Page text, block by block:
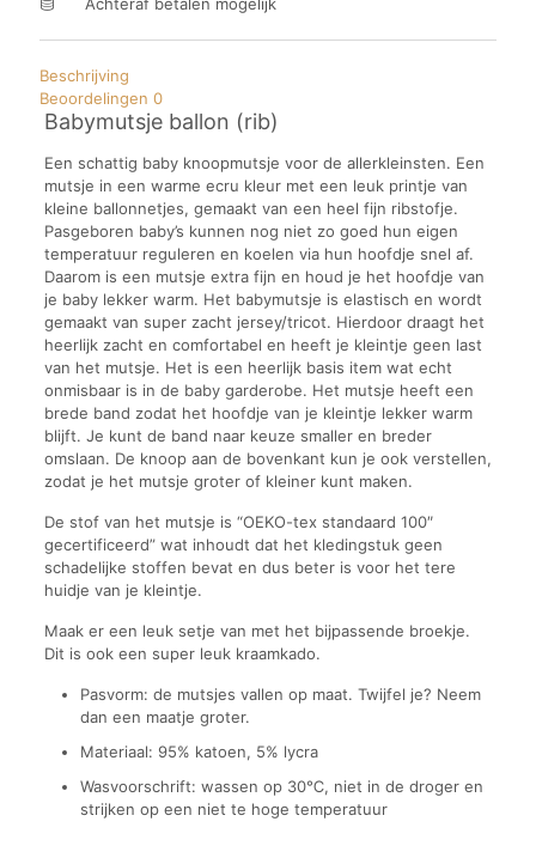
Beschrijving
Beoordelingen 0
Babymutsje ballon (rib)
Een schattig baby knoopmutsje voor de allerkleinsten. Een
mutsje in een warme ecru kleur met een leuk printje van
kleine ballonnetjes, gemaakt van een heel fijn ribstofje.
Pasgeboren baby’s kunnen nog niet zo goed hun eigen
temperatuur reguleren en koelen via hun hoofdje snel af.
Daarom is een mutsje extra fijn en houd je het hoofdje van
je baby lekker warm. Het babymutsje is elastisch en wordt
gemaakt van super zacht jersey/tricot. Hierdoor draagt het
heerlijk zacht en comfortabel en heeft je kleintje geen last
van het mutsje. Het is een heerlijk basis item wat echt
onmisbaar is in de baby garderobe. Het mutsje heeft een
brede band zodat het hoofdje van je kleintje lekker warm
blijft. Je kunt de band naar keuze smaller en breder
omslaan. De knoop aan de bovenkant kun je ook verstellen,
zodat je het mutsje groter of kleiner kunt maken.
De stof van het mutsje is “OEKO-tex standaard 100″
gecertificeerd” wat inhoudt dat het kledingstuk geen
schadelijke stoffen bevat en dus beter is voor het tere
huidje van je kleintje.
Maak er een leuk setje van met het bijpassende broekje.
Dit is ook een super leuk kraamkado.
Pasvorm: de mutsjes vallen op maat. Twijfel je? Neem
dan een maatje groter.
Materiaal: 95% katoen, 5% lycra
Wasvoorschrift: wassen op 30℃, niet in de droger en
strijken op een niet te hoge temperatuur